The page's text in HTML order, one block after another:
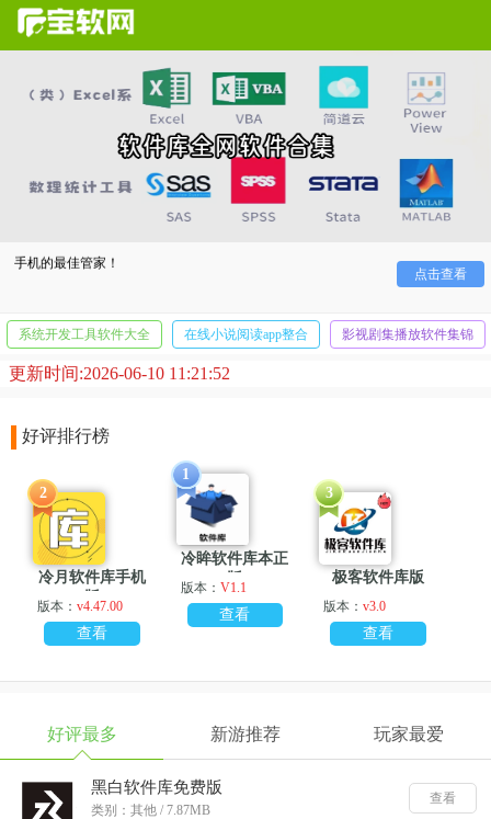
点击查看
还在为找不到想要的软件和工具而烦恼吗？今天就为小伙
app，让你一站式轻松下载所有你所需要的
手机的最佳管家！
系统开发工具软件大全 在线小说阅读app整合 影视剧集播放软件集锦
更新时间:2026-06-10 11:21:52
好评排行榜
冷月软件库手机
版
版本： v4.47.00
查看
2
冷眸软件库本正
版
版本： V1.1
查看
1
极客软件库版
版本：v3.0
查看
3
好评最多 新游推荐 玩家最爱
黑白软件库免费版
类别：其他 / 7.87MB
查看